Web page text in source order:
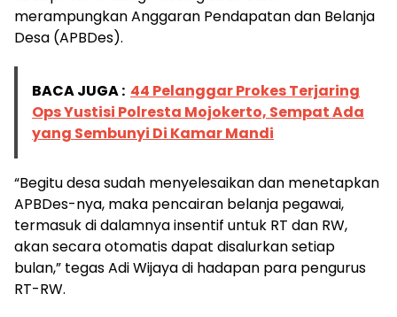
merampungkan Anggaran Pendapatan dan Belanja
Desa (APBDes).
BACA JUGA : 44 Pelanggar Prokes Terjaring
Ops Yustisi Polresta Mojokerto, Sempat Ada
yang Sembunyi Di Kamar Mandi
“Begitu desa sudah menyelesaikan dan menetapkan
APBDes-nya, maka pencairan belanja pegawai,
termasuk di dalamnya insentif untuk RT dan RW,
akan secara otomatis dapat disalurkan setiap
bulan,” tegas Adi Wijaya di hadapan para pengurus
RT-RW.